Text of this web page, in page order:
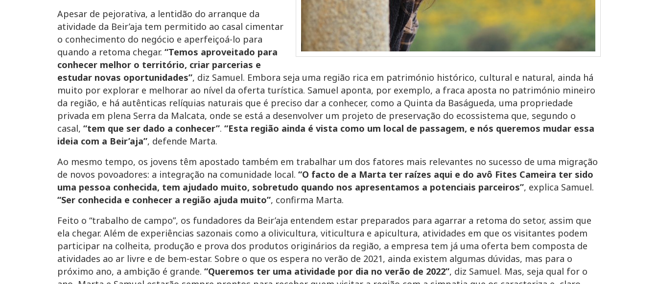
Apesar de pejorativa, a lentidão do arranque da
atividade da Beir’aja tem permitido ao casal cimentar
o conhecimento do negócio e aperfeiçoá-lo para
quando a retoma chegar. “Temos aproveitado para
conhecer melhor o território, criar parcerias e
estudar novas oportunidades”, diz Samuel. Embora seja uma região rica em património histórico, cultural e natural, ainda há
muito por explorar e melhorar ao nível da oferta turística. Samuel aponta, por exemplo, a fraca aposta no património mineiro
da região, e há autênticas relíquias naturais que é preciso dar a conhecer, como a Quinta da Baságueda, uma propriedade
privada em plena Serra da Malcata, onde se está a desenvolver um projeto de preservação do ecossistema que, segundo o
casal, “tem que ser dado a conhecer”. “Esta região ainda é vista como um local de passagem, e nós queremos mudar essa
ideia com a Beir’aja”, defende Marta.
Ao mesmo tempo, os jovens têm apostado também em trabalhar um dos fatores mais relevantes no sucesso de uma migração
de novos povoadores: a integração na comunidade local. “O facto de a Marta ter raízes aqui e do avô Fites Cameira ter sido
uma pessoa conhecida, tem ajudado muito, sobretudo quando nos apresentamos a potenciais parceiros”, explica Samuel.
“Ser conhecida e conhecer a região ajuda muito”, confirma Marta.
Feito o “trabalho de campo”, os fundadores da Beir’aja entendem estar preparados para agarrar a retoma do setor, assim que
ela chegar. Além de experiências sazonais como a olivicultura, viticultura e apicultura, atividades em que os visitantes podem
participar na colheita, produção e prova dos produtos originários da região, a empresa tem já uma oferta bem composta de
atividades ao ar livre e de bem-estar. Sobre o que os espera no verão de 2021, ainda existem algumas dúvidas, mas para o
próximo ano, a ambição é grande. “Queremos ter uma atividade por dia no verão de 2022”, diz Samuel. Mas, seja qual for o